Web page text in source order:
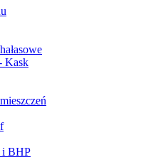
Kask
i BHP